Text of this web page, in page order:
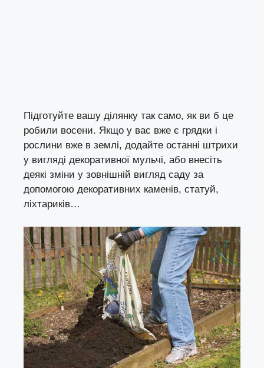
Підготуйте вашу ділянку так само, як ви б це
робили восени. Якщо у вас вже є грядки і
рослини вже в землі, додайте останні штрихи
у вигляді декоративної мульчі, або внесіть
деякі зміни у зовнішній вигляд саду за
допомогою декоративних каменів, статуй,
ліхтариків…